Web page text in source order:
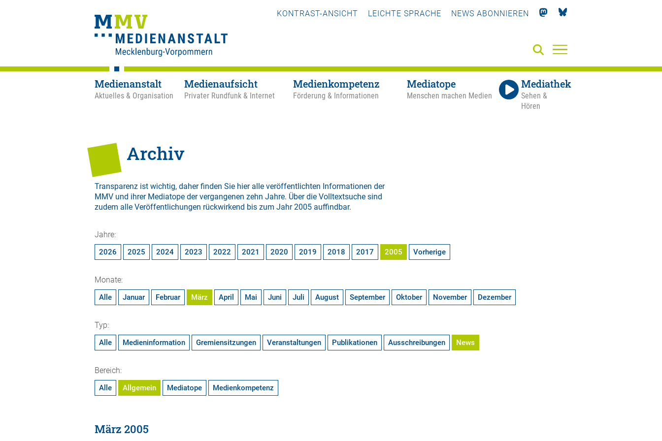
KONTRAST-ANSICHT LEICHTE SPRACHE NEWS ABONNIEREN
Medienanstalt
Aktuelles & Organisation
Medienaufsicht
Privater Rundfunk & Internet
Medienkompetenz
Förderung & Informationen
Mediatope
Menschen machen Medien
Mediathek
Sehen &
Hören
Archiv
Transparenz ist wichtig, daher finden Sie hier alle veröffentlichten Informationen der
MMV und ihrer Mediatope der vergangenen zehn Jahre. Über die Volltextsuche sind
zudem alle Veröffentlichungen rückwirkend bis zum Jahr 2005 auffindbar.
Jahre:
2026 2025 2024 2023 2022 2021 2020 2019 2018 2017 2005 Vorherige
Monate:
Alle Januar Februar März April Mai Juni Juli August September Oktober November Dezember
Typ:
Alle Medieninformation Gremiensitzungen Veranstaltungen Publikationen Ausschreibungen News
Bereich:
Alle Allgemein Mediatope Medienkompetenz
März 2005